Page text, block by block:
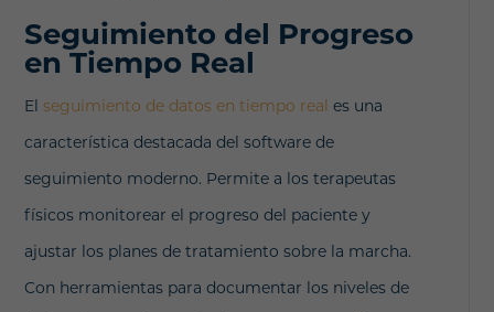
Seguimiento del Progreso
en Tiempo Real
El seguimiento de datos en tiempo real es una
característica destacada del software de
seguimiento moderno. Permite a los terapeutas
físicos monitorear el progreso del paciente y
ajustar los planes de tratamiento sobre la marcha.
Con herramientas para documentar los niveles de